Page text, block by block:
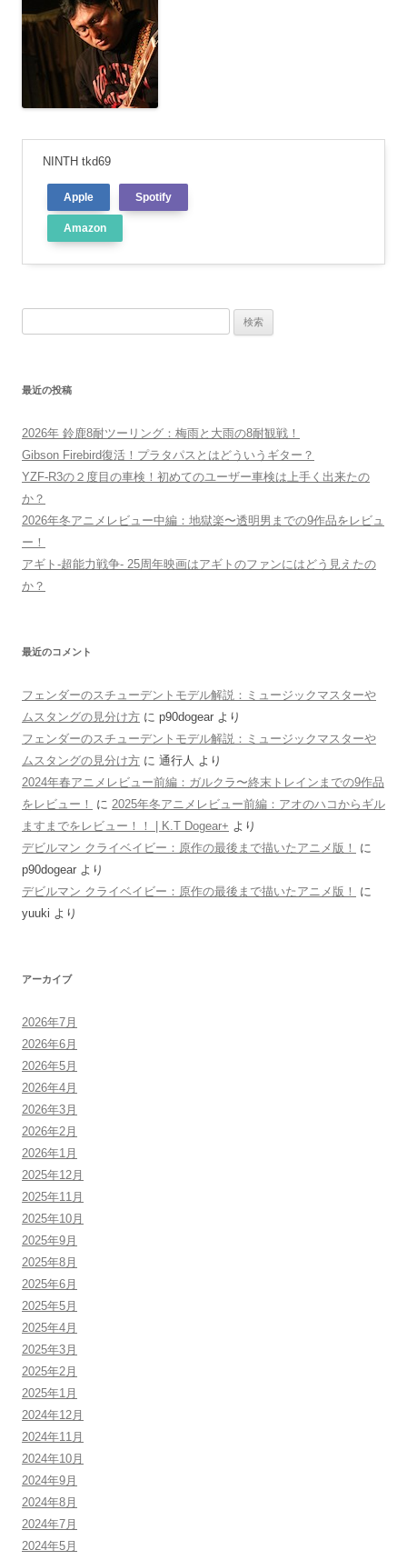
NINTH tkd69
Apple Spotify
Amazon
最近の投稿
2026年 鈴鹿8耐ツーリング：梅雨と大雨の8耐観戦！
Gibson Firebird復活！プラタパスとはどういうギター？
YZF-R3の２度目の車検！初めてのユーザー車検は上手く出来たの
か？
2026年冬アニメレビュー中編：地獄楽〜透明男までの9作品をレビュ
ー！
アギト-超能力戦争- 25周年映画はアギトのファンにはどう見えたの
か？
最近のコメント
フェンダーのスチューデントモデル解説：ミュージックマスターや
ムスタングの見分け方 に p90dogear より
フェンダーのスチューデントモデル解説：ミュージックマスターや
ムスタングの見分け方 に 通行人 より
2024年春アニメレビュー前編：ガルクラ〜終末トレインまでの9作品
をレビュー！
に 2025年冬アニメレビュー前編：アオのハコからギル
ますまでをレビュー！！ | K.T Dogear+ より
デビルマン クライベイビー：原作の最後まで描いたアニメ版！
に
p90dogear より
デビルマン クライベイビー：原作の最後まで描いたアニメ版！
に
yuuki より
アーカイブ
2026年7月
2026年6月
2026年5月
2026年4月
2026年3月
2026年2月
2026年1月
2025年12月
2025年11月
2025年10月
2025年9月
2025年8月
2025年6月
2025年5月
2025年4月
2025年3月
2025年2月
2025年1月
2024年12月
2024年11月
2024年10月
2024年9月
2024年8月
2024年7月
2024年5月